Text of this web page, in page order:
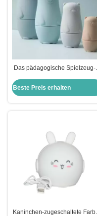
Das pädagogische Spielzeug-4-
der wasserdichte stapelnden
Beste Preis erhalten
Kaninchen-zugeschaltete